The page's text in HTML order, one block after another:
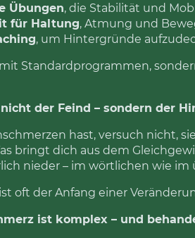
Übungen, die Stabilität und
für Haltung, Atmung und
, um Hintergründe
Standardprogrammen,
der Feind – sondern der
hast, versuch nicht,
bringt dich aus dem
nieder – im wörtlichen wie im
oft der Anfang einer
ist komplex – und